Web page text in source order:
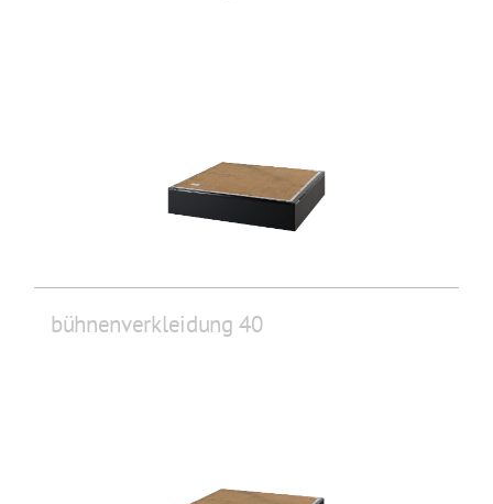
bühnenverkleidung 40